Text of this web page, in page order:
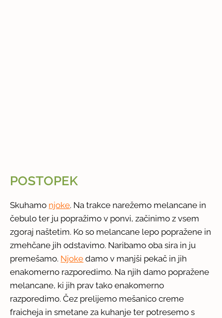
POSTOPEK
Skuhamo njoke. Na trakce narežemo melancane in
čebulo ter ju popražimo v ponvi, začinimo z vsem
zgoraj naštetim. Ko so melancane lepo popražene in
zmehčane jih odstavimo. Naribamo oba sira in ju
premešamo. Njoke damo v manjši pekač in jih
enakomerno razporedimo. Na njih damo popražene
melancane, ki jih prav tako enakomerno
razporedimo. Čez prelijemo mešanico creme
fraicheja in smetane za kuhanje ter potresemo s